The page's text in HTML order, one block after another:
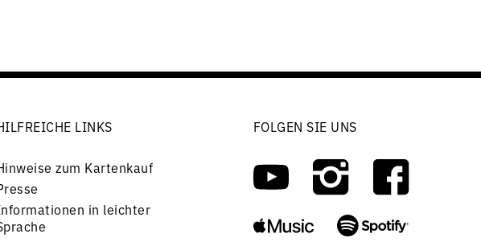
LINKS
zum Kartenkauf
in leichter
FOLGEN SIE UNS